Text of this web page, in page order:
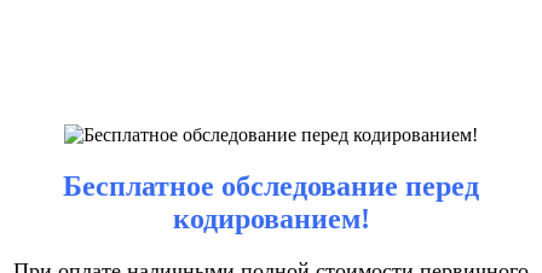
Бесплатное обследование перед
кодированием!